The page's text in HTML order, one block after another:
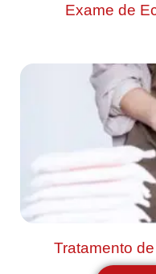
Exame de
Tratamento